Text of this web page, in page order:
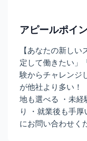
アピールポイ
【あなたの新し
定して働きたい」
験からチャレンジ
が他社より多い！
地も選べる ・未経
り ・就業後も手
にお問い合わせく